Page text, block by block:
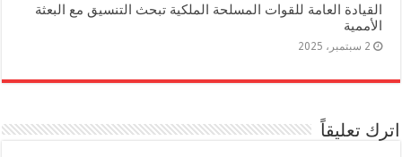
القيادة العامة للقوات المسلحة الملكية تبحث التنسيق مع البعثة
الأممية
2 سبتمبر، 2025
اترك تعليقاً